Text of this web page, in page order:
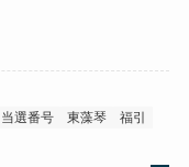
当選番号 東藻琴 福引